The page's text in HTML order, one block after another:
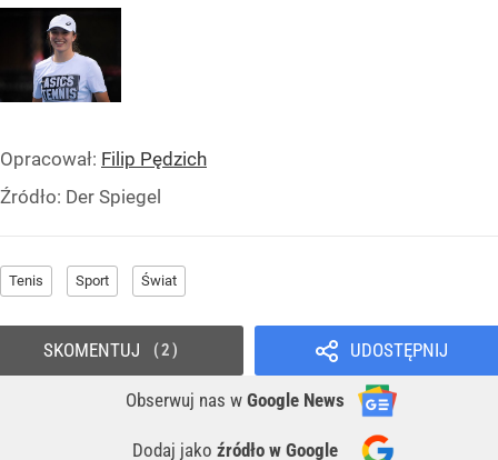
Opracował: Filip Pędzich
Źródło: Der Spiegel
Tenis Sport Świat
UDOSTĘPNIJ
Obserwuj nas w Google News
Dodaj jako źródło w Google
SKOMENTUJ 2